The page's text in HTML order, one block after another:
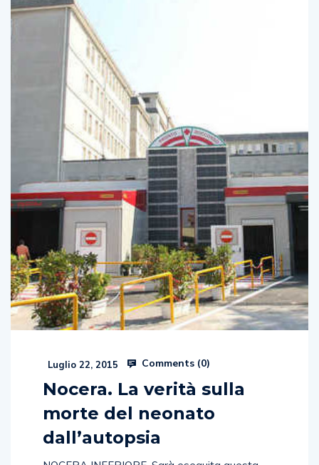
Luglio 22, 2015 Comments (0)
Nocera. La verità sulla
morte del neonato
dall’autopsia